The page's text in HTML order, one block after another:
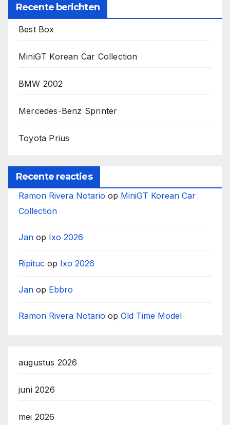
Recente berichten
Best Box
MiniGT Korean Car Collection
BMW 2002
Mercedes-Benz Sprinter
Toyota Prius
Recente reacties
Ramon Rivera Notario op MiniGT Korean Car
Collection
Jan op Ixo 2026
Ripituc op Ixo 2026
Jan op Ebbro
Ramon Rivera Notario op Old Time Model
augustus 2026
juni 2026
mei 2026